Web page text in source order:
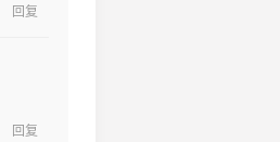
回复
回复